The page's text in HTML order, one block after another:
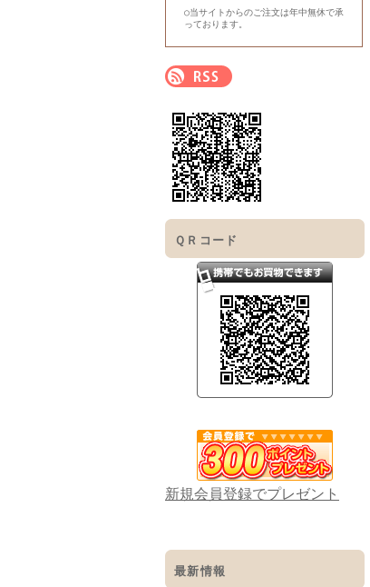
○当サイトからのご注文は年中無休で承
っております。
ＱＲコード
新規会員登録でプレゼント
最新情報